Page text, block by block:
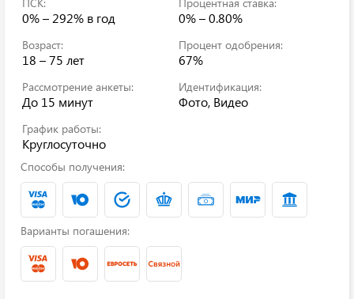
0% – 292% в год 0% – 0.80%
Возраст:
18 – 75 лет
Процент одобрения:
67%
Рассмотрение анкеты:
До 15 минут
Идентификация:
Фото, Видео
График работы:
Круглосуточно
Способы получения:
Варианты погашения: